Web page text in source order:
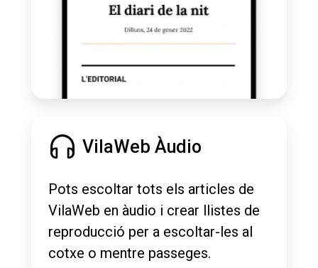
VilaWeb Àudio
Pots escoltar tots els articles de
VilaWeb en àudio i crear llistes de
reproducció per a escoltar-les al
cotxe o mentre passeges.